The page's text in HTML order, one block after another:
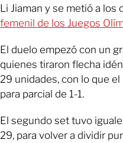
Li Jiaman y se metió a los
femenil de los Juegos
El duelo empezó con un
quienes tiraron flecha
29 unidades, con lo que
para parcial de 1-1.
El segundo set tuvo
29, para volver a dividir